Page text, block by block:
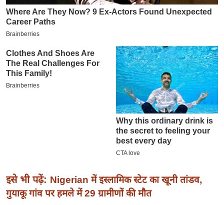
इ
म
ई
-
पे
प
मि
सा
ल
इसे भी पढ़ें: Nigerian में इस्लामिक स्टेट का खूनी तांडव,
गुयाकू गांव पर हमले में 29 ग्रामीणों की मौत